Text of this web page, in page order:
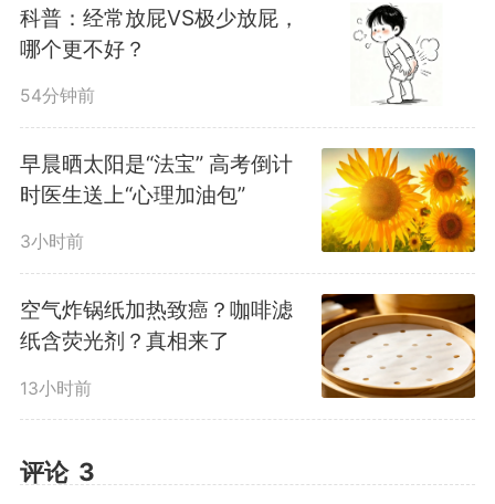
考点和居住地及周边环境各种孳生
的小型积水，如废旧的轮胎、蓄水
池等；做到花盆托盘不积水，家中
水生植物定期换水洗瓶。
家中可安装纱门、纱窗、蚊
帐，外出时应穿着长袖衣服及长
裤，选择含避蚊胺（DEET）、派
卡瑞丁、驱蚊酯成分的驱蚊液、驱
蚊贴，外出时涂抹在皮肤和衣物
科普：经常放屁VS极少放屁，
哪个更不好？
54分钟前
早晨晒太阳是“法宝” 高考倒计
时医生送上“心理加油包”
3小时前
空气炸锅纸加热致癌？咖啡滤
纸含荧光剂？真相来了
13小时前
评论 3